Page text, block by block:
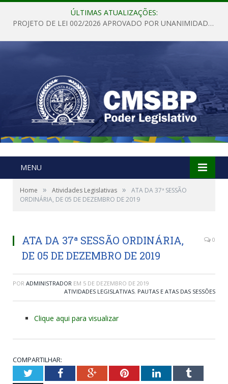
ÚLTIMAS ATUALIZAÇÕES:
PROJETO DE LEI 002/2026 APROVADO POR UNANIMIDADE EM SESSÃO ORDINÁRIA NESTA QUINTA – FEIRA 28 DE MAIO DE 2026
MENU
Home » Atividades Legislativas »
ATA DA 37ª SESSÃO
ORDINÁRIA, DE 05 DE DEZEMBRO DE 2019
ATA DA 37ª SESSÃO ORDINÁRIA,
DE 05 DE DEZEMBRO DE 2019
0
POR ADMINISTRADOR EM 5 DE DEZEMBRO DE 2019
ATIVIDADES LEGISLATIVAS, PAUTAS E ATAS DAS SESSÕES
Clique aqui para visualizar
COMPARTILHAR:
TwitterFacebookGoogle+PinterestLinkedInTumblr